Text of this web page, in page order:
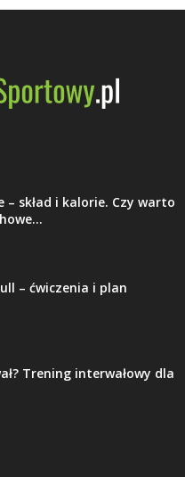
– skład i kalorie. Czy warto
– ćwiczenia i plan
Trening interwałowy dla